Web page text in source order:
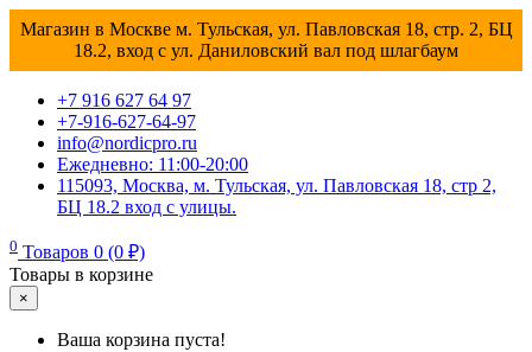
Магазин в Москве м. Тульская, ул. Павловская 18, стр. 2, БЦ
18.2, вход с ул. Даниловский вал под шлагбаум
+7 916 627 64 97
+7-916-627-64-97
info@nordicpro.ru
Ежедневно: 11:00-20:00
115093, Москва, м. Тульская, ул. Павловская 18, стр 2,
БЦ 18.2 вход с улицы.
0 Товаров 0 (0 ₽)
Товары в корзине
×
Ваша корзина пуста!